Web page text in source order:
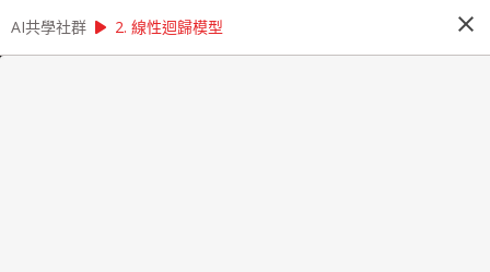
AI共學社群 play_arrow 無縫整合 Python 與 Julia！寫出你的高效程式碼
AI共學社群 play_arrow 2. 線性迴歸模型 close